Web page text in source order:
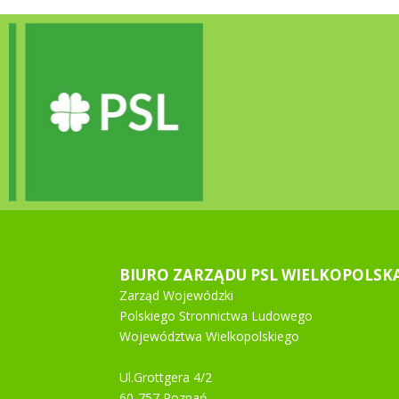
BIURO ZARZĄDU PSL
Zarząd Wojewódzki
Polskiego Stronnictwa Ludowego
Województwa Wielkopolskiego
Ul.Grottgera 4/2